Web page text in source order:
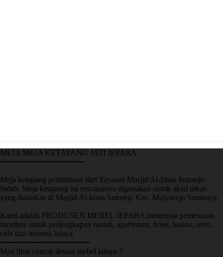
MEJA MEJA KETAPANG JATI JEPARA
➖➖➖➖➖➖➖➖➖➖➖➖➖➖
Meja ketapang permintaan dari Yayasan Masjid Al-Iman Sutorejo
Indah. Meja ketapang ini rencananya digunakan untuk akad nikah
yang diadakan di Masjid Al-Iman Sutorejo Kec. Mulyorejo Surabaya.
Kami adalah PRODUSEN MEBEL JEPARA menerima pemesanan
furniture untuk perlengkapan rumah, apartemen, hotel, kantor, resto,
cafe dan instansi lainya.
➖➖➖➖➖➖➖➖➖➖➖➖➖➖➖
Mau lihat contoh desain mebel lainya ?